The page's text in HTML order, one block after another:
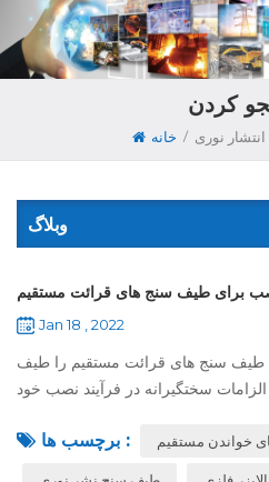
کردن
خانه /
وبلاگ
برای طیف سنج های قرائت مستقیم
Jan 18 , 2022
طیف سنج های قرائت مستقیم را طیف
سختگیرانه در فرآیند نصب خود
صورت درجه متنا...برچسب ها : خواندن مستقیم